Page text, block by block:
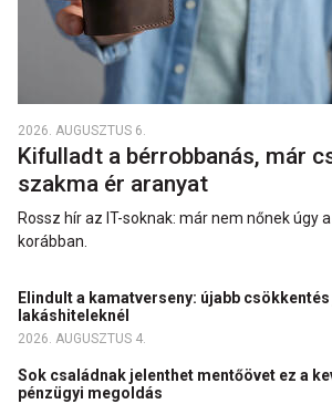
2026. AUGUSZTUS 6.
Kifulladt a bérrobbanás, már
szakma ér aranyat
Rossz hír az IT-soknak: már nem nőnek úgy
korábban.
Elindult a kamatverseny: újabb
lakáshiteleknél
2026. AUGUSZTUS 4.
Sok családnak jelenthet mentőövet ez a
pénzügyi megoldás